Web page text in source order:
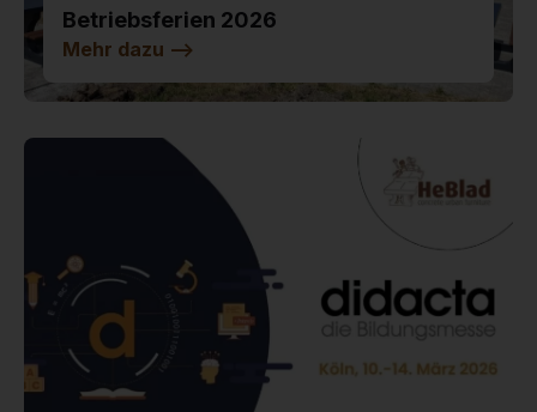
Betriebsferien 2026
Mehr dazu -->